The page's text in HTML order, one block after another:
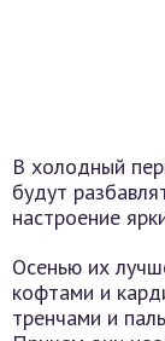
В холодный
будут
настроение
Осенью их
кофтами и
тренчами и